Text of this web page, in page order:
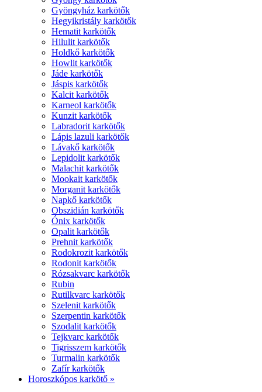
Gyöngyház karkötők
Hegyikristály karkötők
Hematit karkötők
Hilulit karkötők
Holdkő karkötők
Howlit karkötők
Jáde karkötők
Jáspis karkötők
Kalcit karkötők
Karneol karkötők
Kunzit karkötők
Labradorit karkötők
Lápis lazuli karkötők
Lávakő karkötők
Lepidolit karkötők
Malachit karkötők
Mookait karkötők
Morganit karkötők
Napkő karkötők
Obszidián karkötők
Ónix karkötők
Opalit karkötők
Prehnit karkötők
Rodokrozit karkötők
Rodonit karkötők
Rózsakvarc karkötők
Rubin
Rutilkvarc karkötők
Szelenit karkötők
Szerpentin karkötők
Szodalit karkötők
Tejkvarc karkötők
Tigrisszem karkötők
Turmalin karkötők
Zafír karkötők
Horoszkópos karkötő »